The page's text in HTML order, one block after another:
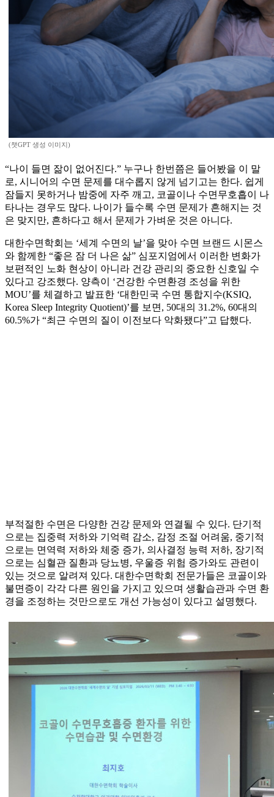
(챗GPT 생성 이미지)
“나이 들면 잚이 없어진다.” 누구나 한번쯤은 들어봤을 이 말
로, 시니어의 수면 문제를 대수롭지 않게 넘기고는 한다. 쉽게
잠들지 못하거나 밤중에 자주 깨고, 코골이나 수면무호흡이 나
타나는 경우도 많다. 나이가 들수록 수면 문제가 흔해지는 것
은 맞지만, 흔하다고 해서 문제가 가벼운 것은 아니다.
대한수면학회는 ‘세계 수면의 날’을 맞아 수면 브랜드 시몬스
와 함께한 “좋은 잠 더 나은 삶” 심포지엄에서 이러한 변화가
보편적인 노화 현상이 아니라 건강 관리의 중요한 신호일 수
있다고 강조했다. 양측이 ‘건강한 수면환경 조성을 위한
MOU’를 체결하고 발표한 ‘대한민국 수면 통합지수(KSIQ,
Korea Sleep Integrity Quotient)’를 보면, 50대의 31.2%, 60대의
60.5%가 “최근 수면의 질이 이전보다 악화됐다”고 답했다.
부적절한 수면은 다양한 건강 문제와 연결될 수 있다. 단기적
으로는 집중력 저하와 기억력 감소, 감정 조절 어려움, 중기적
으로는 면역력 저하와 체중 증가, 의사결정 능력 저하, 장기적
으로는 심혈관 질환과 당뇨병, 우울증 위험 증가와도 관련이
있는 것으로 알려져 있다. 대한수면학회 전문가들은 코골이와
불면증이 각각 다른 원인을 가지고 있으며 생활습관과 수면 환
경을 조정하는 것만으로도 개선 가능성이 있다고 설명했다.